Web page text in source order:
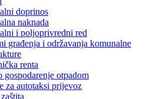
doprinos
naknada
i poljoprivredni red
građenja i održavanja komunalne
renta
gospodarenje otpadom
za autotaksi prijevoz